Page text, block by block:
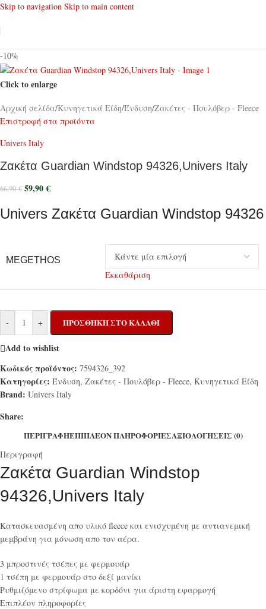
Skip to navigation Skip to main content
-10%
Click to enlarge
Αρχική σελίδα/Κυνηγετικά Είδη/Ένδυση/Ζακέτες - Πουλόβερ - Fleece
Επιστροφή στα προϊόντα
Univers Italy
Ζακέτα Guardian Windstop 94326,Univers Italy
66,90€ 59,90€
Univers Ζακέτα Guardian Windstop 94326
MEGETHOS
Εκκαθάριση
- + ΠΡΟΣΘΉΚΗ ΣΤΟ ΚΑΛΆΘΙ
Add to wishlist
Κωδικός προϊόντος: 7594326_392
Κατηγορίες: Ένδυση, Ζακέτες - Πουλόβερ - Fleece, Κυνηγετικά Είδη
Brand: Univers Italy
Share:
ΠΕΡΙΓΡΑΦΉΕΠΙΠΛΈΟΝ ΠΛΗΡΟΦΟΡΊΕΣΑΞΙΟΛΟΓΉΣΕΙΣ (0)
Περιγραφή
Ζακέτα Guardian Windstop
94326,Univers Italy
Κατασκευασμένη απο υλικό fleece και ενισχυμένη με αντιανεμική
μεμβράνη για μόνωση απο τον αέρα.
3 μπροστινές τσέπες με φερμουάρ
1 τσέπη με φερμουάρ στο δεξί μανίκι
Ρυθμιζόμενο στρίφωμα με κορδόνι για άριστη εφαρμογή
Επιπλέον πληροφορίες